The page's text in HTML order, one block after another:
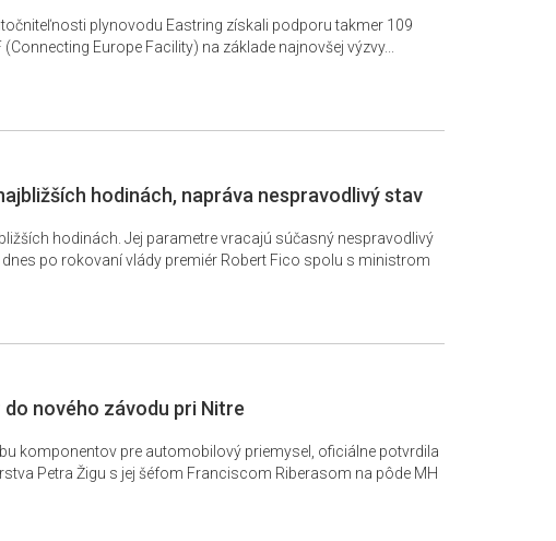
plynovodu Eastring získali podporu takmer 109
Europe Facility) na základe najnovšej výzvy...
hodinách, napráva nespravodlivý stav
hodinách. Jej parametre vracajú súčasný nespravodlivý
po rokovaní vlády premiér Robert Fico spolu s ministrom
nového závodu pri Nitre
komponentov pre automobilový priemysel, oficiálne potvrdila
Petra Žigu s jej šéfom Franciscom Riberasom na pôde MH